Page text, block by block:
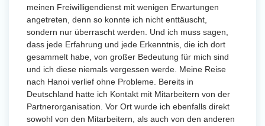
meinen Freiwilligendienst mit wenigen Erwartungen
angetreten, denn so konnte ich nicht enttäuscht,
sondern nur überrascht werden. Und ich muss sagen,
dass jede Erfahrung und jede Erkenntnis, die ich dort
gesammelt habe, von großer Bedeutung für mich sind
und ich diese niemals vergessen werde. Meine Reise
nach Hanoi verlief ohne Probleme. Bereits in
Deutschland hatte ich Kontakt mit Mitarbeitern von der
Partnerorganisation. Vor Ort wurde ich ebenfalls direkt
sowohl von den Mitarbeitern, als auch von den anderen